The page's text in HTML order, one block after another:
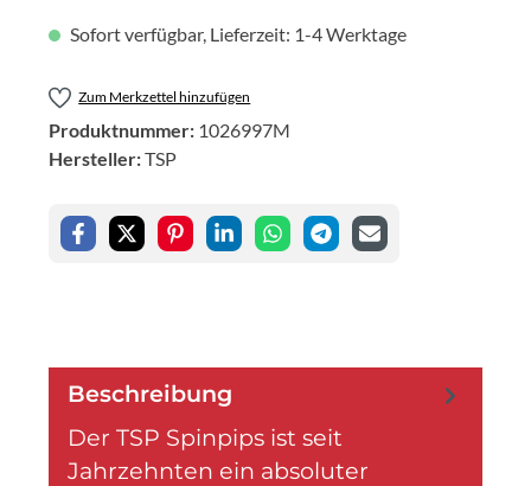
Sofort verfügbar, Lieferzeit: 1-4 Werktage
Zum Merkzettel hinzufügen
Produktnummer: 1026997M
Hersteller:TSP
Beschreibung
Der TSP Spinpips ist seit
Jahrzehnten ein absoluter